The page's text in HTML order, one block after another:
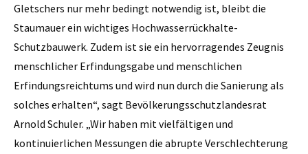
Gletschers nur mehr bedingt notwendig ist, bleibt die
Staumauer ein wichtiges Hochwasserrückhalte-
Schutzbauwerk. Zudem ist sie ein hervorragendes Zeugnis
menschlicher Erfindungsgabe und menschlichen
Erfindungsreichtums und wird nun durch die Sanierung als
solches erhalten“, sagt Bevölkerungsschutzlandesrat
Arnold Schuler. „Wir haben mit vielfältigen und
kontinuierlichen Messungen die abrupte Verschlechterung